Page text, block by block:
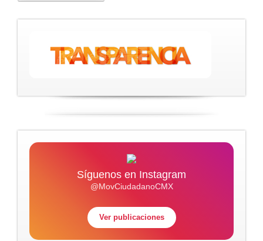
Síguenos en Instagram
@MovCiudadanoCMX
Ver publicaciones